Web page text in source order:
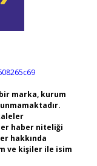
marka, kurum
haber niteliği
hakkında
ve kişiler ile isim